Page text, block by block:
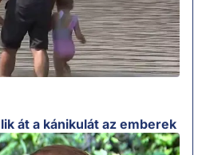
át a kánikulát az emberek